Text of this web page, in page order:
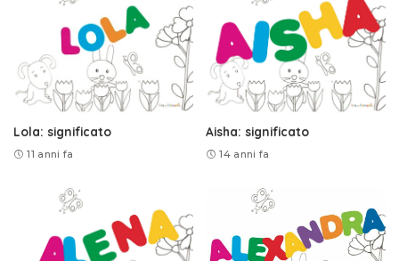
Lola: significato
11 anni fa
Aisha: significato
14 anni fa